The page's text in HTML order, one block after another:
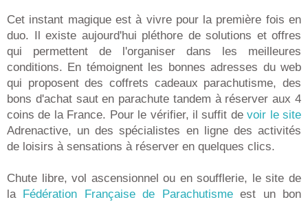
Cet instant magique est à vivre pour la première fois en
duo. Il existe aujourd'hui pléthore de solutions et offres
qui permettent de l'organiser dans les meilleures
conditions. En témoignent les bonnes adresses du web
qui proposent des coffrets cadeaux parachutisme, des
bons d'achat saut en parachute tandem à réserver aux 4
coins de la France. Pour le vérifier, il suffit devoir le site
Adrenactive, un des spécialistes en ligne des activités
de loisirs à sensations à réserver en quelques clics.
Chute libre, vol ascensionnel ou en soufflerie, le site de
la Fédération Française de Parachutismeest un bon